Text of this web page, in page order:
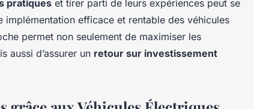
pratiques et tirer parti de leurs expériences peut se
implémentation efficace et rentable des véhicules
permet non seulement de maximiser les
aussi d’assurer un retour sur investissement